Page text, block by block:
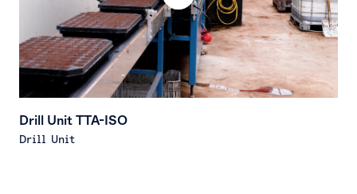
Drill Unit TTA-ISO
Drill Unit